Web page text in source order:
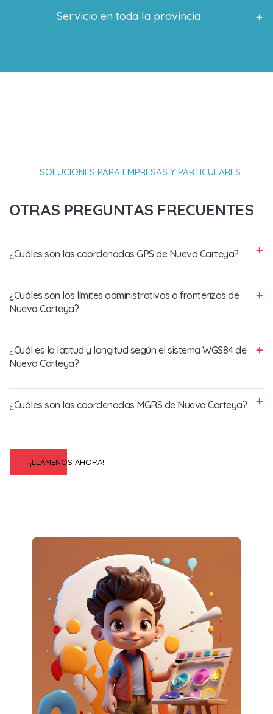
Servicio en toda la provincia
SOLUCIONES PARA EMPRESAS Y PARTICULARES
OTRAS PREGUNTAS FRECUENTES
¿Cuáles son las coordenadas GPS de Nueva Carteya?
¿Cuáles son los límites administrativos o fronterizos de
Nueva Carteya?
¿Cuál es la latitud y longitud según el sistema WGS84 de
Nueva Carteya?
¿Cuáles son las coordenadas MGRS de Nueva Carteya?
¡LLÁMENOS AHORA!